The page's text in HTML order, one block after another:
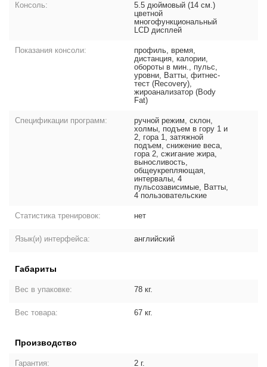
Консоль:
5.5 дюймовый (14 см.)
цветной
многофункциональный
LCD дисплей
Показания консоли:
профиль, время,
дистанция, калории,
обороты в мин., пульс,
уровни, Ватты, фитнес-
тест (Recovery),
жироанализатор (Body
Fat)
Спецификации программ:
ручной режим, склон,
холмы, подъем в гору 1 и
2, гора 1, затяжной
подъем, снижение веса,
гора 2, сжигание жира,
выносливость,
общеукрепляющая,
интервалы, 4
пульсозависимые, Ватты,
4 пользовательские
Статистика тренировок: нет
Язык(и) интерфейса: английский
Габариты
Вес в упаковке: 78 кг.
Вес товара: 67 кг.
Производство
Гарантия: 2 г.